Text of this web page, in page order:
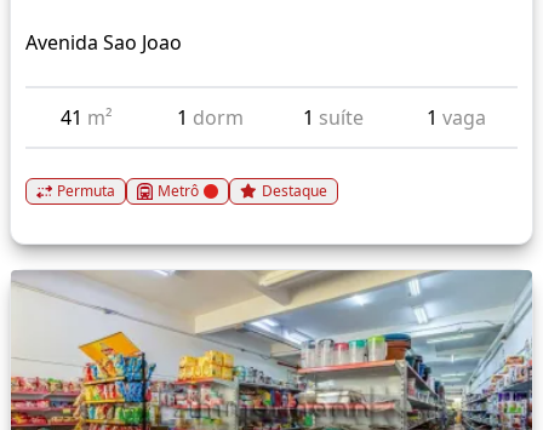
Avenida Sao Joao
41 m² 1 dorm 1 suíte 1 vaga
Permuta Metrô Destaque